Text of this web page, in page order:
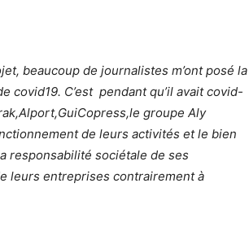
beaucoup de journalistes m’ont posé la
covid19. C’est pendant qu’il avait covid-
groupe Aly
de leurs activités et le bien
responsabilité sociétale de ses
leurs entreprises contrairement à